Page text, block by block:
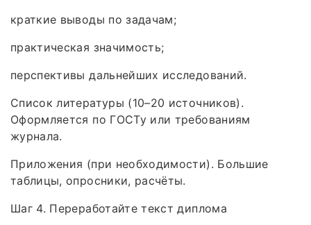
краткие выводы по задачам;
практическая значимость;
перспективы дальнейших исследований.
Список литературы (10–20 источников).
Оформляется по ГОСТу или требованиям
журнала.
Приложения (при необходимости). Большие
таблицы, опросники, расчёты.
Шаг 4. Переработайте текст диплома